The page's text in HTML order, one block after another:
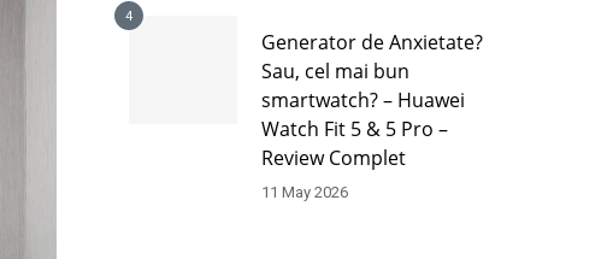
4
Generator de Anxietate?
Sau, cel mai bun
smartwatch? – Huawei
Watch Fit 5 & 5 Pro –
Review Complet
11 May 2026